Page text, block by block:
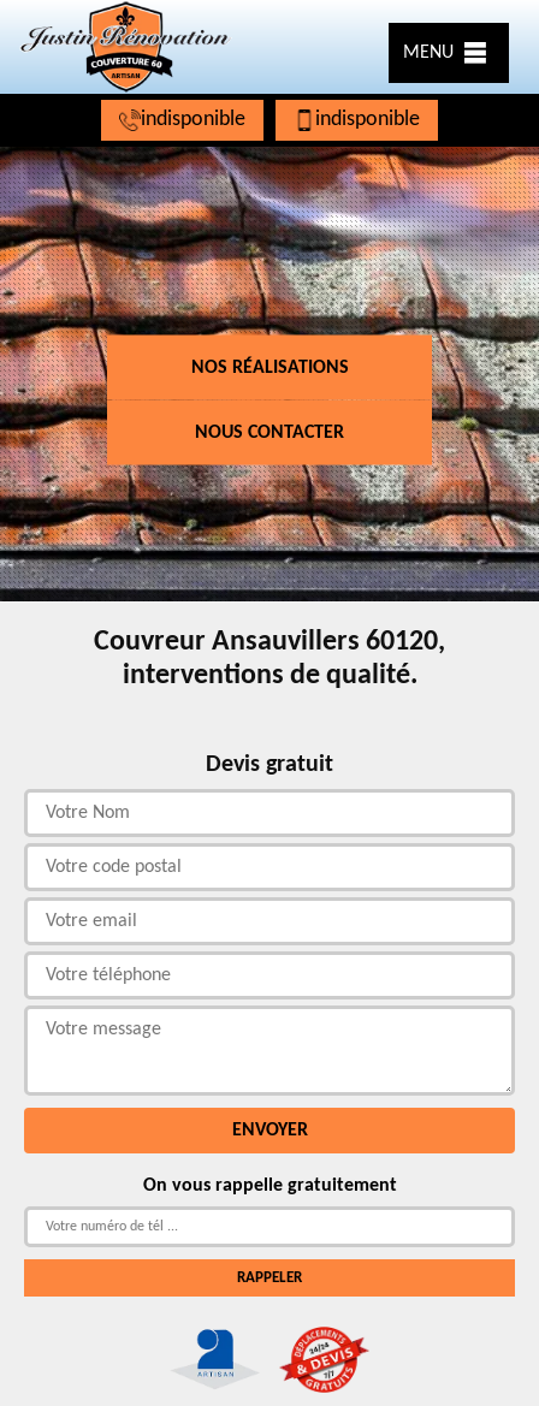
MENU
indisponible indisponible
NOS RÉALISATIONS
NOUS CONTACTER
Couvreur Ansauvillers 60120,
interventions de qualité.
Devis gratuit
On vous rappelle gratuitement